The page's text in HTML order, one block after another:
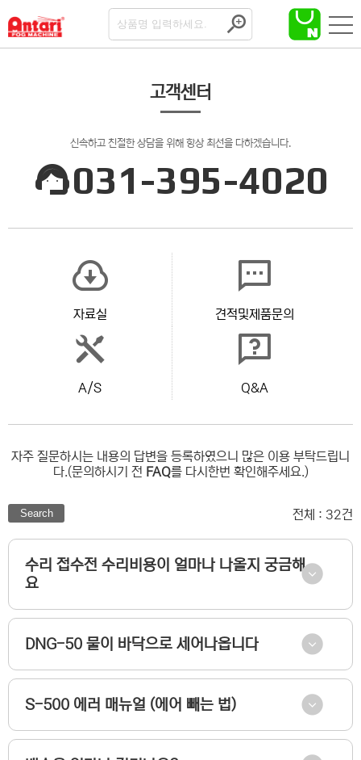
고객센터
신속하고 친절한 상담을 위해 항상 최선을 다하겠습니다.
031-395-4020
자료실 견적및제품문의
A/S Q&A
자주 질문하시는 내용의 답변을 등록하였으니 많은 이용 부탁드립니
다.(문의하시기 전 FAQ를 다시한번 확인해주세요.)
Search 전체 : 32건
수리 접수전 수리비용이 얼마나 나올지 궁금해
요
DNG-50 물이 바닥으로 세어나옵니다
S-500 에러 매뉴얼 (에어 빼는 법)